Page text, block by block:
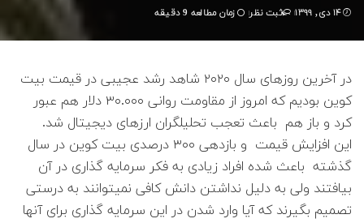
۱۴ دی, ۱۳۹۹ ثبت نظر زمان مطالعه 9 دقیقه
در آخرین روزهای سال ۲۰۲۰ شاهد رشد عجیبی در قیمت بیت
کوین بودیم که امروز از مقاومت روانی ۳۰.۰۰۰ دلار هم عبور
کرد و باز هم باعث تعجب تحلیلگران ارزهای دیجیتال شد.
این افزایش قیمت و بازدهی ۳۰۰ درصدی بیت کوین در سال
گذشته باعث شده افراد زیادی به فکر سرمایه گذاری در آن
بیافتند ولی به دلیل نداشتن دانش کافی نمیتوانند به درستی
تصمیم بگیرند که آیا وارد شدن در این سرمایه گذاری برای آنها